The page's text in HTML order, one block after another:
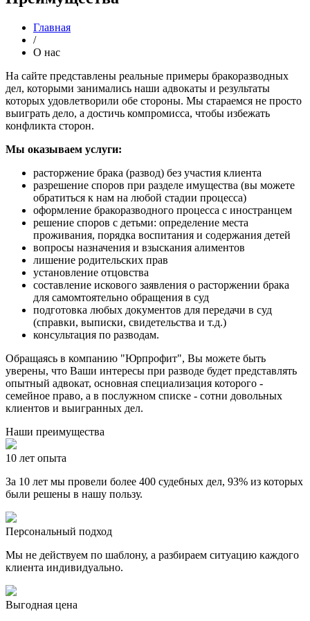
Главная
/
О нас
На сайте представлены реальные примеры бракоразводных
дел, которыми занимались наши адвокаты и результаты
которых удовлетворили обе стороны. Мы стараемся не просто
выиграть дело, а достичь компромисса, чтобы избежать
конфликта сторон.
Мы оказываем услуги:
расторжение брака (развод) без участия клиента
разрешение споров при разделе имущества (вы можете
обратиться к нам на любой стадии процесса)
оформление бракоразводного процесса с иностранцем
решение споров с детьми: определение места
проживания, порядка воспитания и содержания детей
вопросы назначения и взыскания алиментов
лишение родительских прав
установление отцовства
составление искового заявления о расторжении брака
для самомтоятельно обращения в суд
подготовка любых документов для передачи в суд
(справки, выписки, свидетельства и т.д.)
консультация по разводам.
Обращаясь в компанию "Юрпрофит", Вы можете быть
уверены, что Ваши интересы при разводе будет представлять
опытный адвокат, основная специализация которого -
семейное право, а в послужном списке - сотни довольных
клиентов и выигранных дел.
Наши преимущества
10 лет опыта
За 10 лет мы провели более 400 судебных дел, 93% из которых
были решены в нашу пользу.
Персональный подход
Мы не действуем по шаблону, а разбираем ситуацию каждого
клиента индивидуально.
Выгодная цена